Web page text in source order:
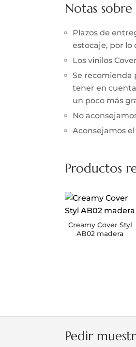
Notas
Plazos de
estocaje, por lo
Los vinilos
Se recomienda
tener en
un poco más
No
Aconsejamos
Productos
Creamy Cover Styl
AB02 madera
Pedir